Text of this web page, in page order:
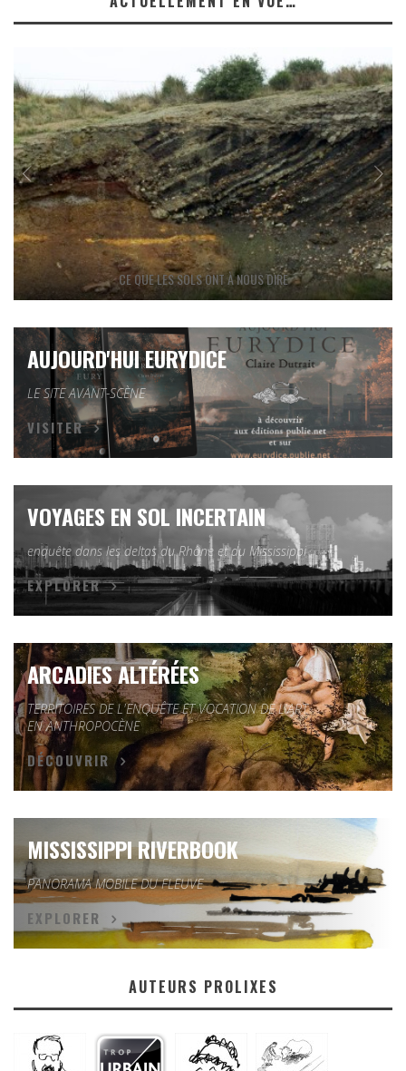
CE QUE LES SOLS ONT À NOUS DIRE
AUJOURD'HUI EURYDICE
LE SITE AVANT-SCÈNE
VISITER
VOYAGES EN SOL INCERTAIN
enquête dans les deltas du Rhône et du Mississippi
EXPLORER
ARCADIES ALTÉRÉES
TERRITOIRES DE L'ENQUÊTE ET VOCATION DE L'ART
EN ANTHROPOCÈNE
DÉCOUVRIR
MISSISSIPPI RIVERBOOK
PANORAMA MOBILE DU FLEUVE
EXPLORER
AUTEURS PROLIXES